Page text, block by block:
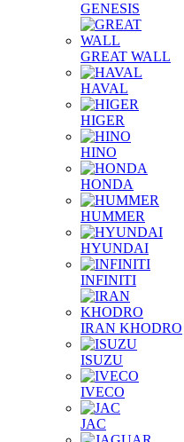
GENESIS
GREAT WALL
HAVAL
HIGER
HINO
HONDA
HUMMER
HYUNDAI
INFINITI
IRAN KHODRO
ISUZU
IVECO
JAC